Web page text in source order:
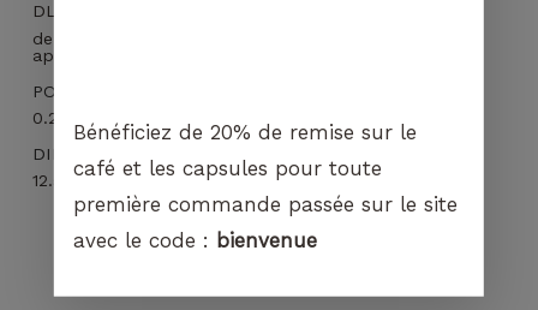
DLUO
de préférence dans les 3 mois et dans les 12 mois
après torréfaction
POIDS
0.266 kg
DIMENSIONS
12.5 × 6 × 19 cm
Bénéficiez de 20% de remise sur le
café et les capsules pour toute
première commande passée sur le site
avec le code : bienvenue